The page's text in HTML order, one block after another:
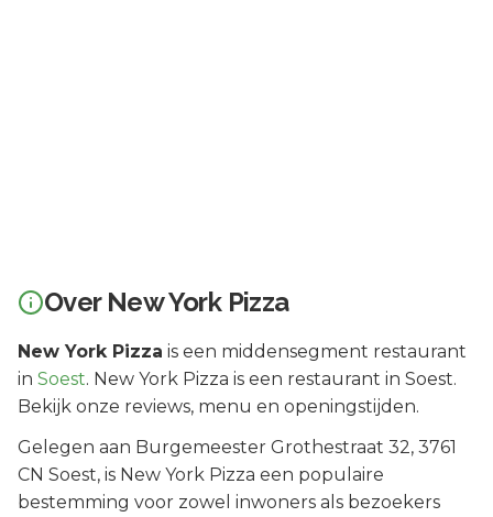
Over New York Pizza
New York Pizza is een middensegment restaurant
in Soest. New York Pizza is een restaurant in Soest.
Bekijk onze reviews, menu en openingstijden.
Gelegen aan Burgemeester Grothestraat 32, 3761
CN Soest, is New York Pizza een populaire
bestemming voor zowel inwoners als bezoekers